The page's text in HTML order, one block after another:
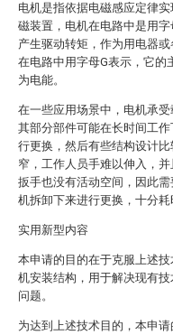
电机是指依据电磁感应定律
磁装置，电机在电路中是用
产生驱动转矩，作为用电器
在电路中用字母G表示，它的
为电能。
在一些应用场景中，电机承
其部分部件可能在长时间工
行更换，然后有些结构设计
窄，工作人员手难以伸入，
扳手也没有活动空间，因此
机拆卸下来进行更换，十分耗
实用新型内容
本申请的目的在于克服上述
机安装结构，用于解决现有
问题。
为达到上述技术目的，本申